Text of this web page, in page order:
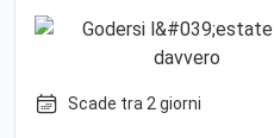
Scade tra 2 giorni